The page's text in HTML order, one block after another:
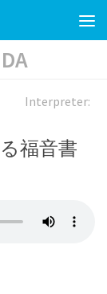
Interpreter:
福音書